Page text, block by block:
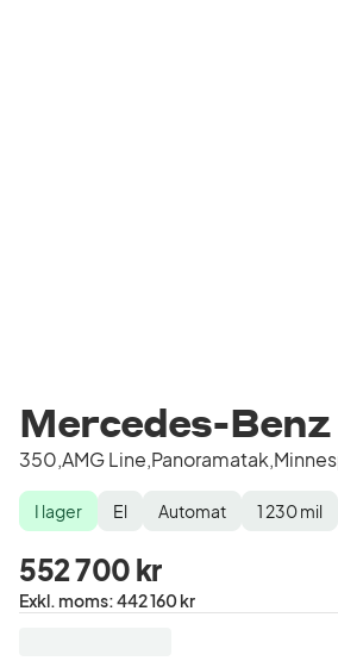
Mercedes-Benz
350,AMG
Lagerstatus
I lager
Drivmedel El
Växellåda Automat
Mätarställning 1 230mil
Modellår
552 700 kr
Exkl. moms:Pris
442 160 kr